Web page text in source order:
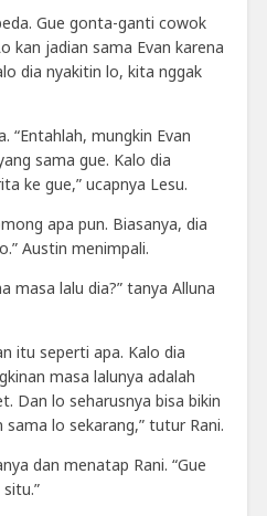
Gue gonta-ganti cowok
kan jadian sama Evan karena
dia nyakitin lo, kita nggak
“Entahlah, mungkin Evan
sama gue. Kalo dia
ke gue,” ucapnya Lesu.
apa pun. Biasanya, dia
Austin menimpali.
masa lalu dia?” tanya Alluna
itu seperti apa. Kalo dia
masa lalunya adalah
Dan lo seharusnya bisa bikin
lo sekarang,” tutur Rani.
dan menatap Rani. “Gue